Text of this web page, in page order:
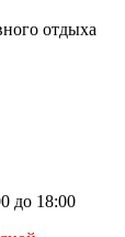
отдыха
до 18:00